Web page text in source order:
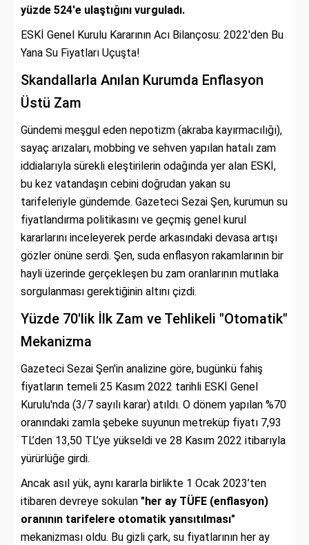
yüzde 524'e ulaştığını vurguladı.
ESKİ Genel Kurulu Kararının Acı Bilançosu: 2022'den Bu
Yana Su Fiyatları Uçuşta!
Skandallarla Anılan Kurumda Enflasyon
Üstü Zam
Gündemi meşgul eden nepotizm (akraba kayırmacılığı),
sayaç arızaları, mobbing ve sehven yapılan hatalı zam
iddialarıyla sürekli eleştirilerin odağında yer alan ESKİ,
bu kez vatandaşın cebini doğrudan yakan su
tarifeleriyle gündemde. Gazeteci Sezai Şen, kurumun su
fiyatlandırma politikasını ve geçmiş genel kurul
kararlarını inceleyerek perde arkasındaki devasa artışı
gözler önüne serdi. Şen, suda enflasyon rakamlarının bir
hayli üzerinde gerçekleşen bu zam oranlarının mutlaka
sorgulanması gerektiğinin altını çizdi.
Yüzde 70'lik İlk Zam ve Tehlikeli "Otomatik"
Mekanizma
Gazeteci Sezai Şen'in analizine göre, bugünkü fahiş
fiyatların temeli 25 Kasım 2022 tarihli ESKİ Genel
Kurulu'nda (3/7 sayılı karar) atıldı. O dönem yapılan %70
oranındaki zamla şebeke suyunun metreküp fiyatı 7,93
TL’den 13,50 TL’ye yükseldi ve 28 Kasım 2022 itibarıyla
yürürlüğe girdi.
Ancak asıl yük, aynı kararla birlikte 1 Ocak 2023’ten
itibaren devreye sokulan "her ay TÜFE (enflasyon)
oranının tarifelere otomatik yansıtılması"
mekanizması oldu. Bu gizli çark, su fiyatlarının her ay